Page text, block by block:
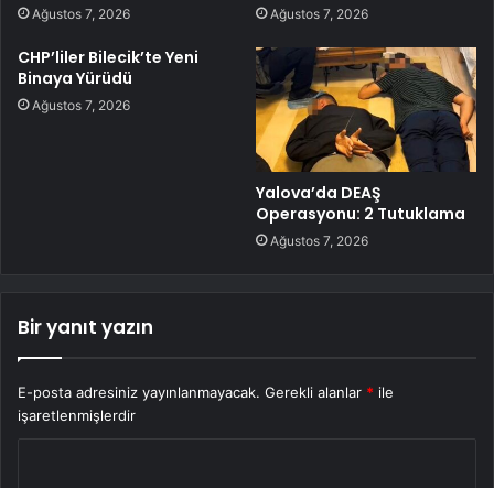
Ağustos 7, 2026 Ağustos 7, 2026
CHP’liler Bilecik’te Yeni
Binaya Yürüdü
Ağustos 7, 2026
Yalova’da DEAŞ
Operasyonu: 2 Tutuklama
Ağustos 7, 2026
Bir yanıt yazın
E-posta adresiniz yayınlanmayacak. Gerekli alanlar * ile
işaretlenmişlerdir